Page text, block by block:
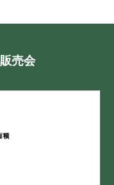
沢
新築一戸建て １号棟
目 新築一戸建て 5号棟
目 新築一戸建て A号棟
売会